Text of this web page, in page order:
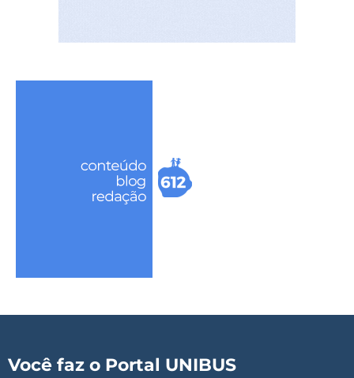
Você faz o Portal UNIBUS